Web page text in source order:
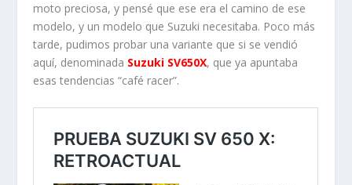
moto preciosa, y pensé que ese era el camino de ese
modelo, y un modelo que Suzuki necesitaba. Poco más
tarde, pudimos probar una variante que si se vendió
aquí, denominada Suzuki SV650X, que ya apuntaba
esas tendencias “café racer”.